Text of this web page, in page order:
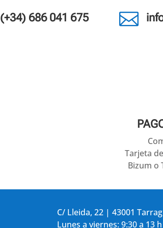
(+34) 686 041 675 
Tarjeta
Bizum o
C/ Lleida, 22 | 43001
Lunes a viernes: 9:30 a 13